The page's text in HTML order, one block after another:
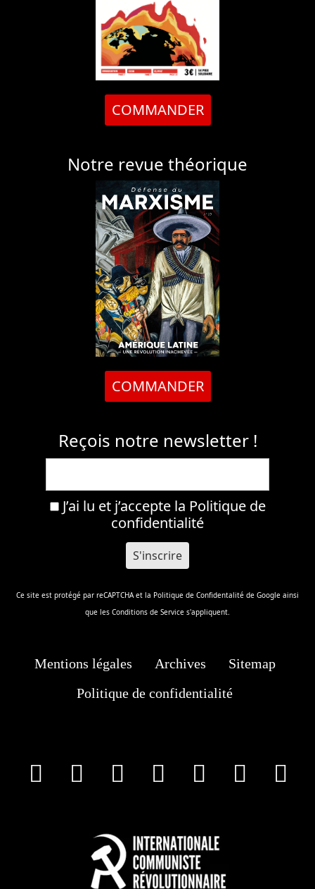
COMMANDER
Notre revue théorique
COMMANDER
Reçois notre newsletter !
J’ai lu et j’accepte la Politique de
confidentialité
Ce site est protégé par reCAPTCHA et la Politique de Confidentalité de Google ainsi
que les Conditions de Service s'appliquent.
Mentions légales Archives
Sitemap
Politique de confidentialité
facebookInstagram
Youtube
Tik Tok